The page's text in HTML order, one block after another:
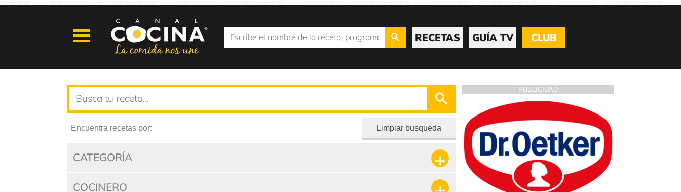
RECETAS GUÍA TV CLUB
Encuentra recetas por: Limpiar busqueda
CATEGORÍA
COCINERO
PUBLICIDAD